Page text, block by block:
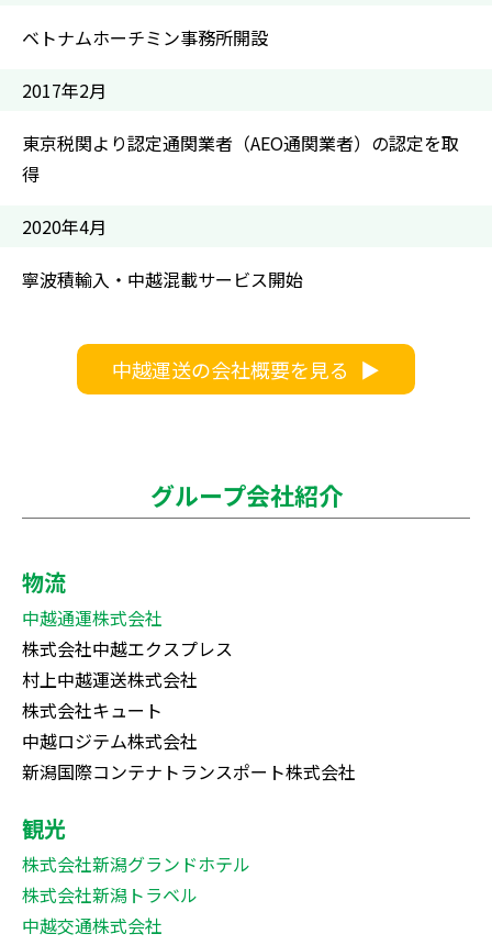
ベトナムホーチミン事務所開設
2017年2月
東京税関より認定通関業者（AEO通関業者）の認定を取
得
2020年4月
寧波積輸入・中越混載サービス開始
中越運送の会社概要を見る
グループ会社紹介
物流
中越通運株式会社
株式会社中越エクスプレス
村上中越運送株式会社
株式会社キュート
中越ロジテム株式会社
新潟国際コンテナトランスポート株式会社
観光
株式会社新潟グランドホテル
株式会社新潟トラベル
中越交通株式会社